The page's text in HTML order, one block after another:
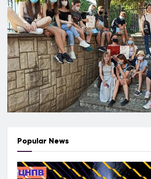
Popular News